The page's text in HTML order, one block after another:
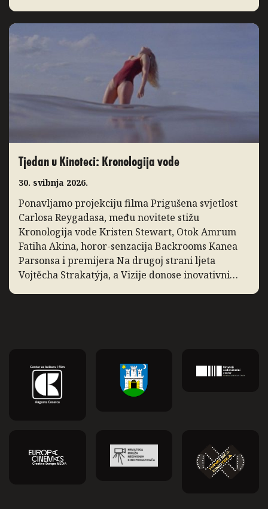
Animafest Zagreb, manifestacija međunarodnog
ugleda koja svake godine u Zagreb donosi
najbolja ostvarenja iz […]
Tjedan u Kinoteci: Kronologija vode
30. svibnja 2026.
Ponavljamo projekciju filma Prigušena svjetlost
Carlosa Reygadasa, među novitete stižu
Kronologija vode Kristen Stewart, Otok Amrum
Fatiha Akina, horor-senzacija Backrooms Kanea
Parsonsa i premijera Na drugoj strani ljeta
Vojtěcha Strakatýja, a Vizije donose inovativni